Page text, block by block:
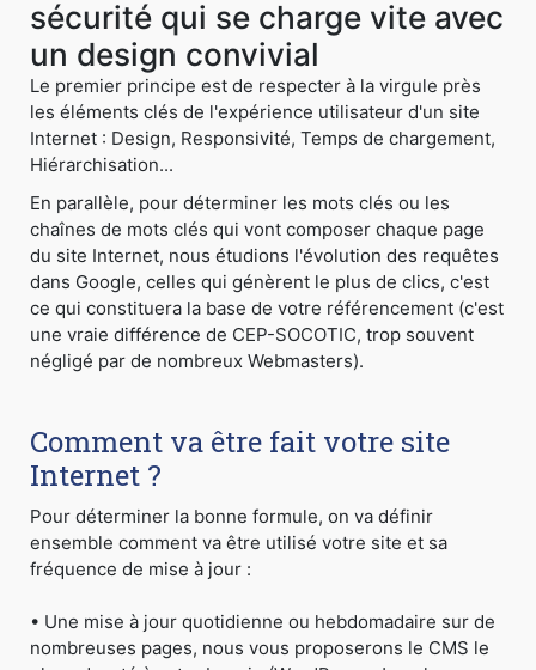
sécurité qui se charge vite avec
un design convivial
Le premier principe est de respecter à la virgule près
les éléments clés de l'expérience utilisateur d'un site
Internet : Design, Responsivité, Temps de chargement,
Hiérarchisation...
En parallèle, pour déterminer les mots clés ou les
chaînes de mots clés qui vont composer chaque page
du site Internet, nous étudions l'évolution des requêtes
dans Google, celles qui génèrent le plus de clics, c'est
ce qui constituera la base de votre référencement (c'est
une vraie différence de CEP-SOCOTIC, trop souvent
négligé par de nombreux Webmasters).
Comment va être fait votre site
Internet ?
Pour déterminer la bonne formule, on va définir
ensemble comment va être utilisé votre site et sa
fréquence de mise à jour :
• Une mise à jour quotidienne ou hebdomadaire sur de
nombreuses pages, nous vous proposerons le CMS le